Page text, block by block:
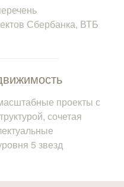
проекты с
сочетая
5 звезд
Сбербанка, ВТБ